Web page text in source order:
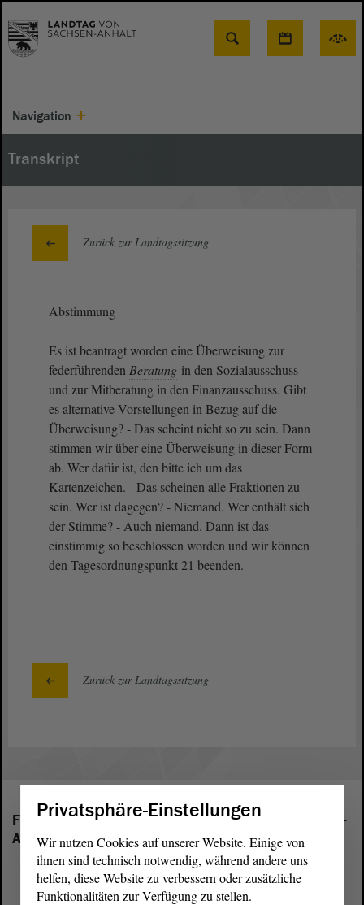
Suche
Navigation
Transkript
Zurück zur Landtagssitzung
Abstimmung
Es ist beantragt worden eine Überweisung zur
federführenden Beratung in den Sozialausschuss
und zur Mitberatung in den Finanzausschuss. Gibt
es alternative Vorstellungen in Bezug auf die
Überweisung? - Das scheint nicht so zu sein. Dann
stimmen wir über eine Überweisung in dieser Form
ab. Wer dafür ist, den bitte ich um das
Kartenzeichen. - Das scheinen alle Fraktionen zu
sein. Wer ist dagegen? - Niemand. Wer enthält sich
der Stimme? - Auch niemand. Dann ist das
einstimmig so beschlossen worden und wir können
den Tagesordnungspunkt 21 beenden.
Zurück zur Landtagssitzung
Folgende Fraktionen sind im Landtag von Sachsen-
Anhalt vertreten:
Privatsphäre-Einstellungen
Wir nutzen Cookies auf unserer Website. Einige von
ihnen sind technisch notwendig, während andere uns
helfen, diese Website zu verbessern oder zusätzliche
Funktionalitäten zur Verfügung zu stellen.